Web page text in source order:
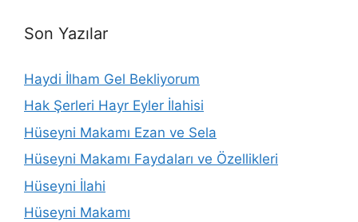
Son Yazılar
Haydi İlham Gel Bekliyorum
Hak Şerleri Hayr Eyler İlahisi
Hüseyni Makamı Ezan ve Sela
Hüseyni Makamı Faydaları ve Özellikleri
Hüseyni İlahi
Hüseyni Makamı